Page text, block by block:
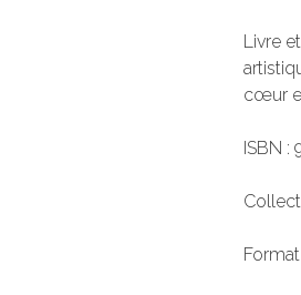
Livre
cœur
ISBN :